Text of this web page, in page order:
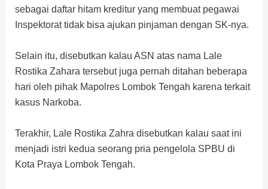
sebagai daftar hitam kreditur yang membuat pegawai
Inspektorat tidak bisa ajukan pinjaman dengan SK-nya.
Selain itu, disebutkan kalau ASN atas nama Lale
Rostika Zahara tersebut juga pernah ditahan beberapa
hari oleh pihak Mapolres Lombok Tengah karena terkait
kasus Narkoba.
Terakhir, Lale Rostika Zahra disebutkan kalau saat ini
menjadi istri kedua seorang pria pengelola SPBU di
Kota Praya Lombok Tengah.